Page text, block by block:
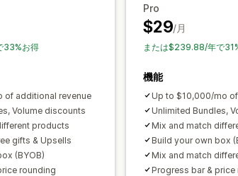
カートディスカウント
カスタム価格
33%お得
of additional revenue
Volume discounts
products
gifts & Upsells
(BYOB)
rounding
Pro
$29/月
または$239.88/年で
機能
Up to $10,000/mo
Unlimited Bundles,
Mix and match
Build your own box
Mix and match
Progress bar & price